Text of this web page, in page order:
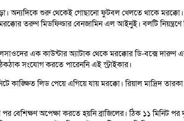
অন্যদিকে শুরু থেকেই গোছানো ফুটবল খেলতে থাকে
তরুণ মিডফিল্ডার বেনজামিন এল আইনুই। বলটি
এক কাউন্টার অ্যাটাক থেকে মরক্কোর ডি-বক্সে
সংযোগ করতে পারেননি এই স্ট্রাইকার।
লিড পেয়ে এগিয়ে যায় মরক্কো। রিয়াল মাদ্রিদ
বেশিক্ষণ অপেক্ষা করতে হয়নি ব্রাজিলের। ঠিক ১১